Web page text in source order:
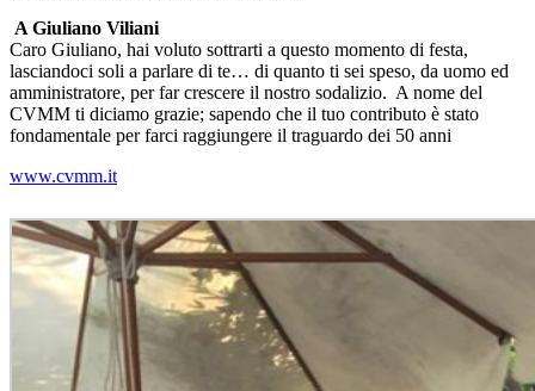
A Giuliano Viliani
Caro Giuliano, hai voluto sottrarti a questo momento di festa,
lasciandoci soli a parlare di te… di quanto ti sei speso, da uomo ed
amministratore, per far crescere il nostro sodalizio. A nome del
CVMM ti diciamo grazie; sapendo che il tuo contributo è stato
fondamentale per farci raggiungere il traguardo dei 50 anni
www.cvmm.it